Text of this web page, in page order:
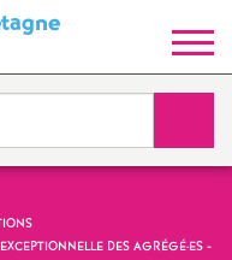
S
y
n
d
DES AGRÉGÉ·ES -